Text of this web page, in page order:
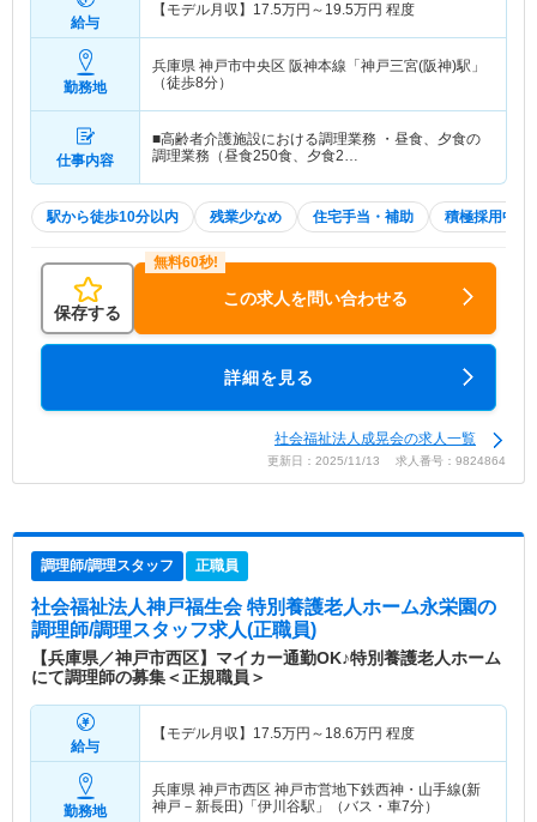
給与
【モデル月収】 17.5万円～ 19.5万円 程度
勤務地
兵庫県 神戸市中央区 阪神本線「神戸三宮(阪神)駅」
（徒歩8分）
仕事内容
■高齢者介護施設における調理業務 ・昼食、夕食の
調理業務（昼食250食、夕食2…
駅から徒歩10分以内 残業少なめ 住宅手当・補助 積極採用中
保存する
この求人を問い合わせる
詳細を見る
社会福祉法人成晃会の求人一覧
更新日：2025/11/13 求人番号：9824864
調理師/調理スタッフ 正職員
社会福祉法人神戸福生会 特別養護老人ホーム永栄園の
調理師/調理スタッフ求人(正職員)
【兵庫県／神戸市西区】マイカー通勤OK♪特別養護老人ホーム
にて調理師の募集＜正規職員＞
給与
【モデル月収】 17.5万円～ 18.6万円 程度
勤務地
兵庫県 神戸市西区 神戸市営地下鉄西神・山手線(新
神戸－新長田)「伊川谷駅」（バス・車7分）